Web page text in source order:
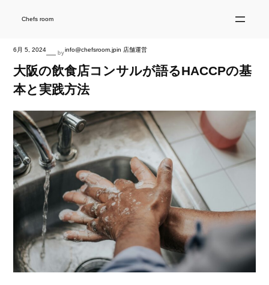
Chefs room
6月 5, 2024— byinfo@chefsroom.jpin 店舗運営
大阪の飲食店コンサルが語るHACCPの基
本と実践方法